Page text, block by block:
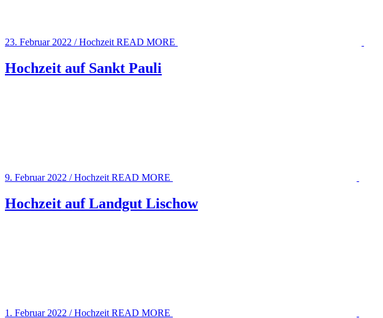
23. Februar 2022 /Hochzeit READ MORE
Hochzeit auf Sankt Pauli
9. Februar 2022 /Hochzeit READ MORE
Hochzeit auf Landgut Lischow
1. Februar 2022 /Hochzeit READ MORE